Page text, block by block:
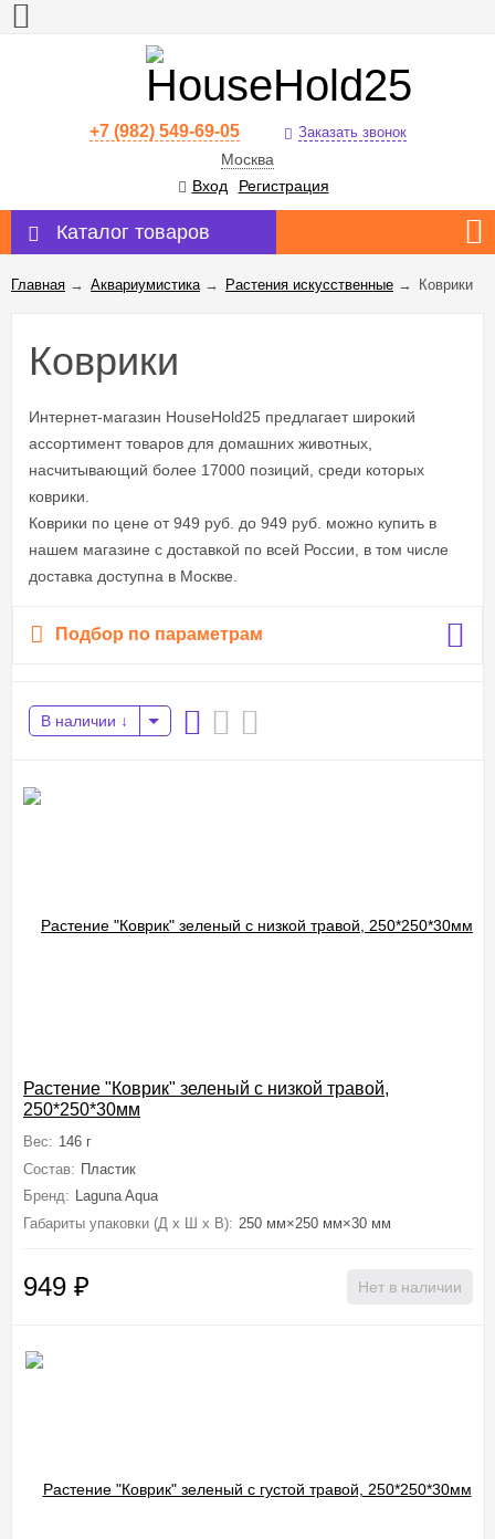
+7 (982) 549-69-05 Заказать звонок
Москва
Вход
Регистрация
Каталог товаров
Главная → Аквариумистика→ Растения искусственные → Коврики
Коврики
Интернет-магазин HouseHold25 предлагает широкий
ассортимент товаров для домашних животных,
насчитывающий более 17000 позиций, среди которых
коврики.
Коврики по цене от 949 руб. до 949 руб. можно купить в
нашем магазине с доставкой по всей России, в том числе
доставка доступна в Москве.
Подбор по параметрам
В наличии
Растение "Коврик" зеленый с низкой травой,
250*250*30мм
Вес: 146 г
Состав: Пластик
Бренд: Laguna Aqua
Габариты упаковки (Д х Ш х В): 250 мм×250 мм×30 мм
949 ₽ Нет в наличии